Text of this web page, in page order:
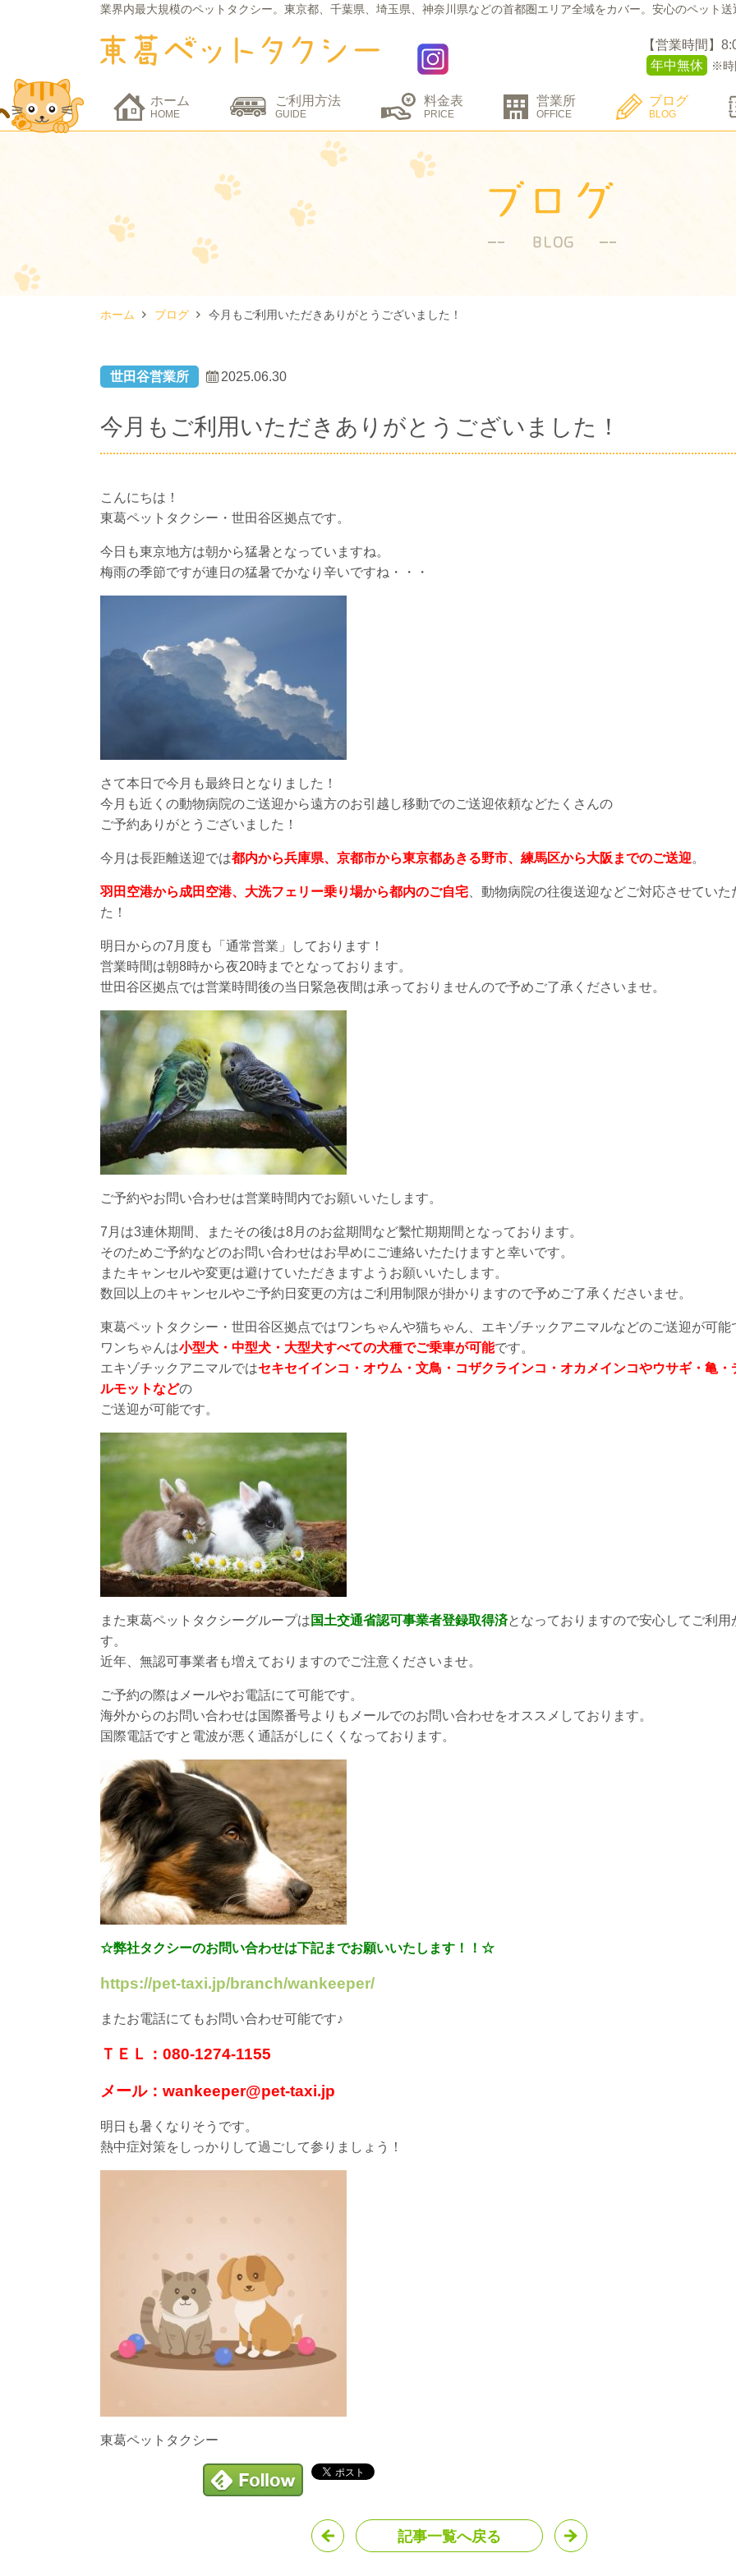
業界内最大規模のペットタクシー。 東京都、千葉県、埼玉県、神奈川県などの首都圏エリア全域をカバー。 安心のペット送
【営業時間】
年中無休
※時
ホーム
HOME
ご利用方法
GUIDE
料金表
PRICE
営業所
OFFICE
ブログ
BLOG
ホーム ブログ 今月もご利用いただきありがとうございました！
世田谷営業所 2025.06.30
今月もご利用いただきありがとうございました！
こんにちは！
東葛ペットタクシー・世田谷区拠点です。
今日も東京地方は朝から猛暑となっていますね。
梅雨の季節ですが連日の猛暑でかなり辛いですね・・・
さて本日で今月も最終日となりました！
今月も近くの動物病院のご送迎から遠方のお引越し移動でのご送迎依頼などたくさんの
ご予約ありがとうございました！
今月は長距離送迎では都内から兵庫県、京都市から東京都あきる野市、練馬区から大阪までのご送迎。
羽田空港から成田空港、大洗フェリー乗り場から都内のご自宅 、動物病院の往復送迎などご対応させていた
た！
明日からの7月度も「通常営業」しております！
営業時間は朝8時から夜20時までとなっております。
世田谷区拠点では営業時間後の当日緊急夜間は承っておりませんので予めご了承くださいませ。
ご予約やお問い合わせは営業時間内でお願いいたします。
7月は3連休期間、またその後は8月のお盆期間など繫忙期期間となっております。
そのためご予約などのお問い合わせはお早めにご連絡いたたけますと幸いです。
またキャンセルや変更は避けていただきますようお願いいたします。
数回以上のキャンセルやご予約日変更の方はご利用制限が掛かりますので予めご了承くださいませ。
東葛ペットタクシー・世田谷区拠点ではワンちゃんや猫ちゃん、エキゾチックアニマルなどのご送迎が可能
ワンちゃんは小型犬・中型犬・大型犬すべての犬種でご乗車が可能です。
エキゾチックアニマルではセキセイインコ・オウム・文鳥・コザクラインコ・オカメインコやウサギ・亀・
ルモットなどの
ご送迎が可能です。
また東葛ペットタクシーグループは 国土交通省認可事業者登録取得済となっておりますので安心してご利用
す。
近年、無認可事業者も増えておりますのでご注意くださいませ。
ご予約の際はメールやお電話にて可能です。
海外からのお問い合わせは国際番号よりもメールでのお問い合わせをオススメしております。
国際電話ですと電波が悪く通話がしにくくなっております。
☆弊社タクシーのお問い合わせは下記までお願いいたします！！☆
https://pet-taxi.jp/branch/wankeeper/
またお電話にてもお問い合わせ可能です♪
ＴＥＬ：080-1274-1155
メール：wankeeper@pet-taxi.jp
明日も暑くなりそうです。
熱中症対策をしっかりして過ごして参りましょう！
東葛ペットタクシー
記事一覧へ戻る